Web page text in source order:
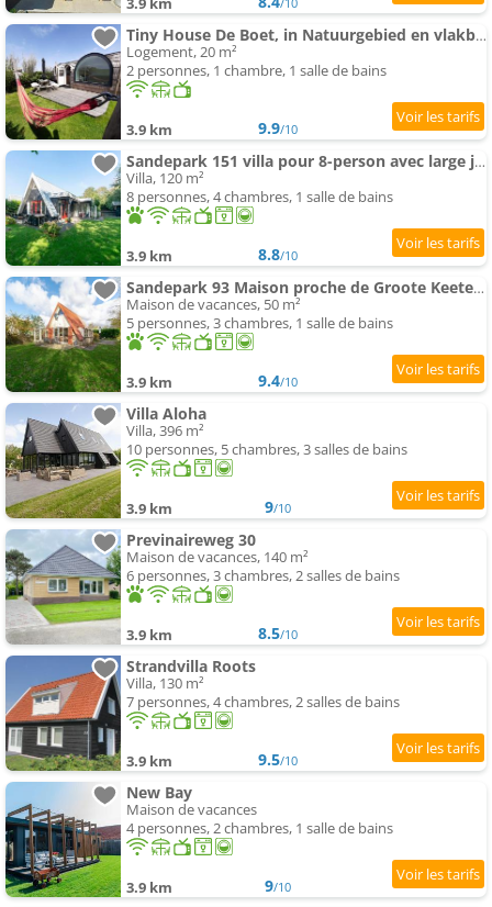
Tiny House De Boet, in Natuurgebied en vlakbij het Strand
Logement, 20 m²
2 personnes, 1 chambre, 1 salle de bains
3.9 km 9.9/10
Sandepark 151 villa pour 8-person avec large jardin
Villa, 120 m²
8 personnes, 4 chambres, 1 salle de bains
3.9 km 8.8/10
Sandepark 93 Maison proche de Groote Keeten plage
Maison de vacances, 50 m²
5 personnes, 3 chambres, 1 salle de bains
3.9 km 9.4/10
Villa Aloha
Villa, 396 m²
10 personnes, 5 chambres, 3 salles de bains
3.9 km 9/10
Previnaireweg 30
Maison de vacances, 140 m²
6 personnes, 3 chambres, 2 salles de bains
3.9 km 8.5/10
Strandvilla Roots
Villa, 130 m²
7 personnes, 4 chambres, 2 salles de bains
3.9 km 9.5/10
New Bay
Maison de vacances
4 personnes, 2 chambres, 1 salle de bains
3.9 km 9/10